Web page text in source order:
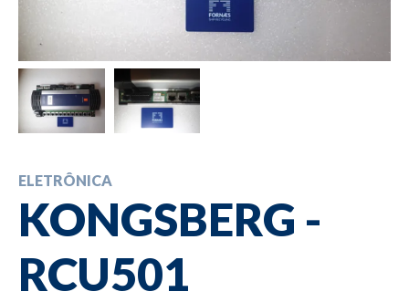
ELETRÔNICA
KONGSBERG -
RCU501